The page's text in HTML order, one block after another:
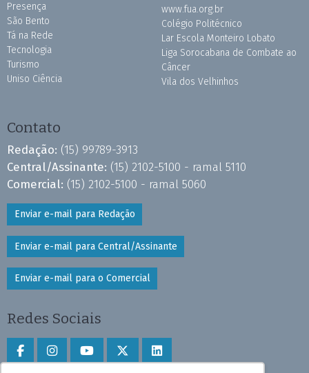
Presença
São Bento
Tá na Rede
Tecnologia
Turismo
Uniso Ciência
www.fua.org.br
Colégio Politécnico
Lar Escola Monteiro Lobato
Liga Sorocabana de Combate ao
Câncer
Vila dos Velhinhos
Contato
Redação: (15) 99789-3913
Central/Assinante: (15) 2102-5100 - ramal 5110
Comercial: (15) 2102-5100 - ramal 5060
Enviar e-mail para Redação
Enviar e-mail para Central/Assinante
Enviar e-mail para o Comercial
Redes Sociais